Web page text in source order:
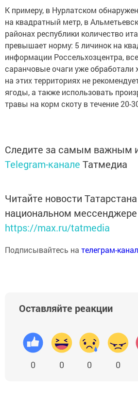
К примеру, в Нурлатском
на квадратный метр, в
районах республики количество
превышает норму: 5 личинок на
информации Россельхозцентра,
саранчовые очаги уже обработали
на этих территориях не
ягоды, а также использовать
травы на корм скоту в течение 20-
Следите за самым важным
Telegram-канале Татмедиа
Читайте новости
национальном
https://max.ru/tatmedia
Подписывайтесь на телеграм-
Оставляйте реакции
0 0 0 0